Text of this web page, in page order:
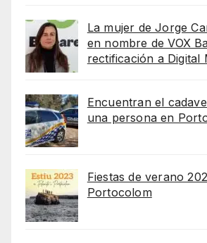
La mujer de Jorge
en nombre de VOX
rectificación a Digital
Encuentran el
una persona en
Fiestas de verano
Portocolom